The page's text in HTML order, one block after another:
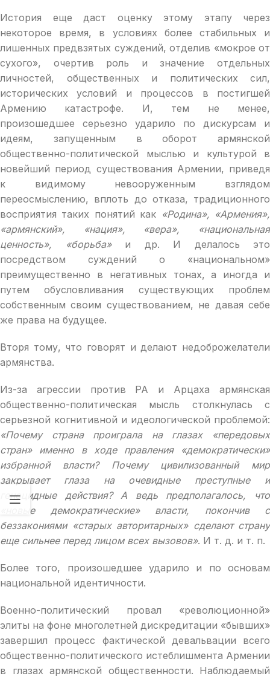
История еще даст оценку этому этапу через
некоторое время, в условиях более стабильных и
лишенных предвзятых суждений, отделив «мокрое от
сухого», очертив роль и значение отдельных
личностей, общественных и политических сил,
исторических условий и процессов в постигшей
Армению катастрофе. И, тем не менее,
произошедшее серьезно ударило по дискурсам и
идеям, запущенным в оборот армянской
общественно-политической мыслью и культурой в
новейший период существования Армении, приведя
к видимому невооруженным взглядом
переосмыслению, вплоть до отказа, традиционного
восприятия таких понятий как «Родина», «Армения»,
«армянский», «нация», «вера», «национальная
ценность», «борьба»и др. И делалось это
посредством суждений о «национальном»
преимущественно в негативных тонах, а иногда и
путем обусловливания существующих проблем
собственным своим существованием, не давая себе
же права на будущее.
Вторя тому, что говорят и делают недоброжелатели
армянства.
Из-за агрессии против РА и Арцаха армянская
общественно-политическая мысль столкнулась с
серьезной когнитивной и идеологической проблемой:
«Почему страна проиграла на глазах «передовых
стран» именно в ходе правления «демократически»
избранной власти? Почему цивилизованный мир
закрывает глаза на очевидные преступные и
геноцидные действия? А ведь предполагалось, что
«новые демократические» власти, покончив с
беззакониями «старых авторитарных» сделают страну
еще сильнее перед лицом всех вызовов». И т. д. и т. п.
Более того, произошедшее ударило и по основам
национальной идентичности.
Военно-политический провал «революционной»
элиты на фоне многолетней дискредитации «бывших»
завершил процесс фактической девальвации всего
общественно-политического истеблишмента Армении
в глазах армянской общественности. Наблюдаемый